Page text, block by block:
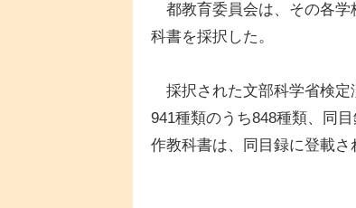
都教育委員会は、その各学
科書を採択した。
採択された文部科学省検定
941種類のうち848種類、同
作教科書は、同目録に登載さ